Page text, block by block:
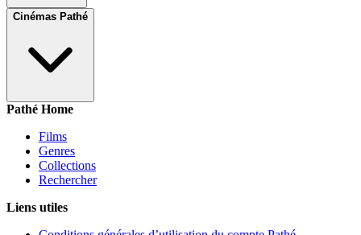
Cinémas Pathé
Pathé Home
Films
Genres
Collections
Rechercher
Liens utiles